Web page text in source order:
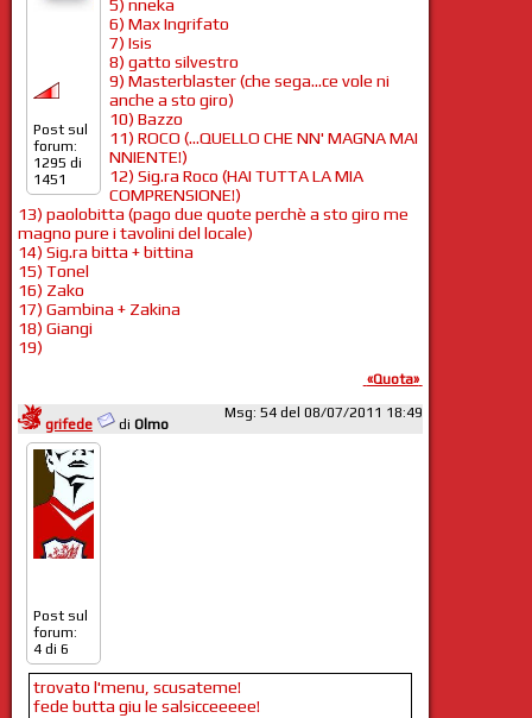
Post sul
forum:
1295 di
1451
5) nneka
6) Max Ingrifato
7) Isis
8) gatto silvestro
9) Masterblaster (che sega...ce vole ni
anche a sto giro)
10) Bazzo
11) ROCO (...QUELLO CHE NN' MAGNA MAI
NNIENTE!)
12) Sig.ra Roco (HAI TUTTA LA MIA
COMPRENSIONE!)
13) paolobitta (pago due quote perchè a sto giro me
magno pure i tavolini del locale)
14) Sig.ra bitta + bittina
15) Tonel
16) Zako
17) Gambina + Zakina
18) Giangi
19)
«Quota»
grifede di Olmo
Msg: 54 del 08/07/2011 18:49
Post sul
forum:
4 di 6
trovato l'menu, scusateme!
fede butta giu le salsicceeeee!